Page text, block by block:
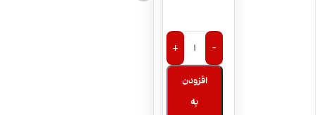
-
+
افزودن
به